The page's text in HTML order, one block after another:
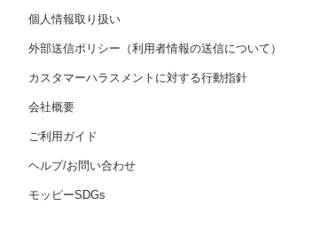
個人情報取り扱い
外部送信ポリシー（利用者情報の送信について）
カスタマーハラスメントに対する行動指針
会社概要
ご利用ガイド
ヘルプ/お問い合わせ
モッピーSDGs